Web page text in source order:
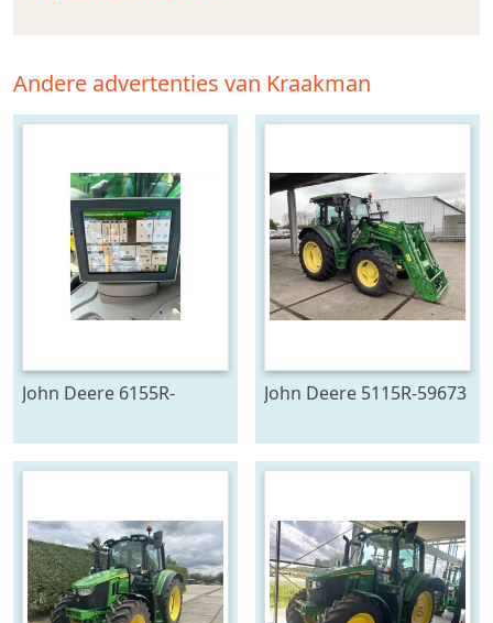
Andere advertenties van Kraakman
John Deere 6155R-
John Deere 5115R-59673